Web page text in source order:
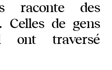
raconte des
Celles de gens
ont traversé